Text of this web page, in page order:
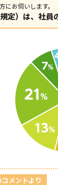
にお伺いします。
定）は、社員
コメントより